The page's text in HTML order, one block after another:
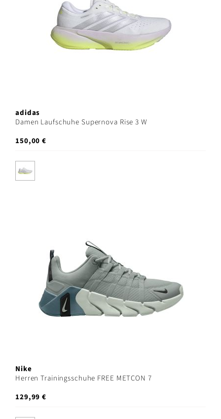
adidas
Damen Laufschuhe Supernova Rise 3 W
150,00 €
Nike
Herren Trainingsschuhe FREE METCON 7
129,99 €